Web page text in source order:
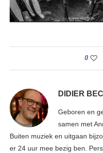
0
DIDIER
Geboren en
samen met
Buiten muziek en uitgaan
er 24 uur mee bezig ben.